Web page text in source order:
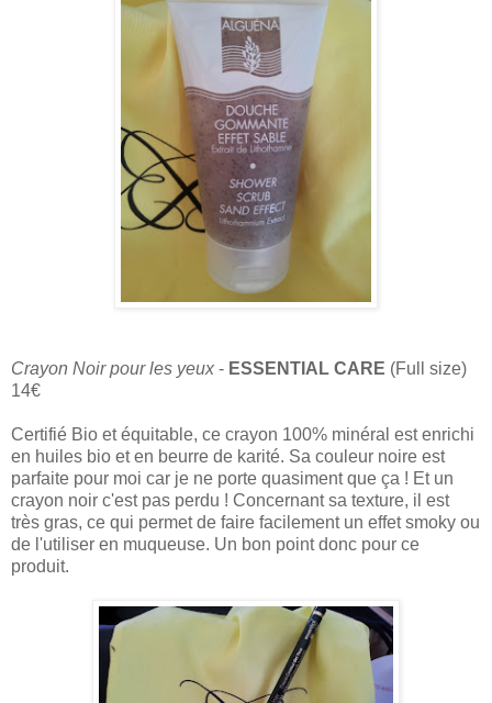
Crayon Noir pour les yeux - ESSENTIAL CARE (Full size)
14€
Certifié Bio et équitable, ce crayon 100% minéral est enrichi
en huiles bio et en beurre de karité. Sa couleur noire est
parfaite pour moi car je ne porte quasiment que ça ! Et un
crayon noir c'est pas perdu ! Concernant sa texture, il est
très gras, ce qui permet de faire facilement un effet smoky ou
de l'utiliser en muqueuse. Un bon point donc pour ce
produit.